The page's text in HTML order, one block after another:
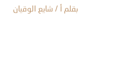
بقلم أ / شايع الوقيان